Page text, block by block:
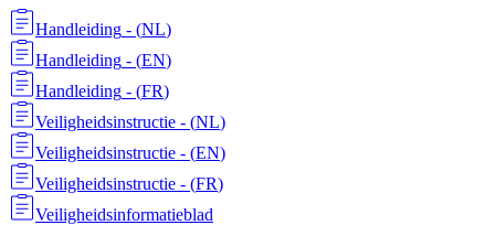
Handleiding - (NL)
Handleiding - (EN)
Handleiding - (FR)
Veiligheidsinstructie - (NL)
Veiligheidsinstructie - (EN)
Veiligheidsinstructie - (FR)
Veiligheidsinformatieblad